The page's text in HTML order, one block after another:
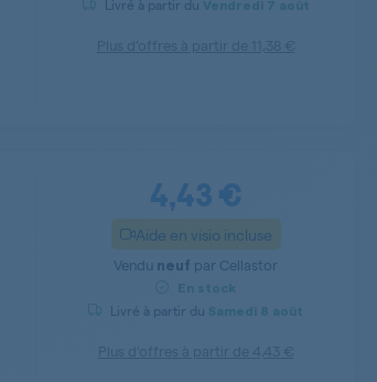
Livré à partir du Vendredi 7 août
4,43 €
Aide en visio incluse
Vendu neuf par Cellastor
En stock
Livré à partir du Samedi 8 août